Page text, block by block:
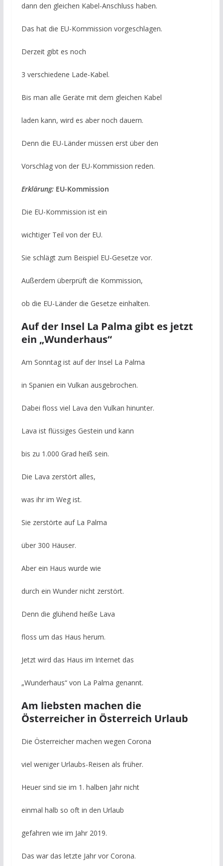
dann den gleichen Kabel-Anschluss haben.
Das hat die EU-Kommission vorgeschlagen.
Derzeit gibt es noch
3 verschiedene Lade-Kabel.
Bis man alle Geräte mit dem gleichen Kabel
laden kann, wird es aber noch dauern.
Denn die EU-Länder müssen erst über den
Vorschlag von der EU-Kommission reden.
Erklärung: EU-Kommission
Die EU-Kommission ist ein
wichtiger Teil von der EU.
Sie schlägt zum Beispiel EU-Gesetze vor.
Außerdem überprüft die Kommission,
ob die EU-Länder die Gesetze einhalten.
Auf der Insel La Palma gibt es jetzt
ein „Wunderhaus“
Am Sonntag ist auf der Insel La Palma
in Spanien ein Vulkan ausgebrochen.
Dabei floss viel Lava den Vulkan hinunter.
Lava ist flüssiges Gestein und kann
bis zu 1.000 Grad heiß sein.
Die Lava zerstört alles,
was ihr im Weg ist.
Sie zerstörte auf La Palma
über 300 Häuser.
Aber ein Haus wurde wie
durch ein Wunder nicht zerstört.
Denn die glühend heiße Lava
floss um das Haus herum.
Jetzt wird das Haus im Internet das
„Wunderhaus“ von La Palma genannt.
Am liebsten machen die
Österreicher in Österreich Urlaub
Die Österreicher machen wegen Corona
viel weniger Urlaubs-Reisen als früher.
Heuer sind sie im 1. halben Jahr nicht
einmal halb so oft in den Urlaub
gefahren wie im Jahr 2019.
Das war das letzte Jahr vor Corona.